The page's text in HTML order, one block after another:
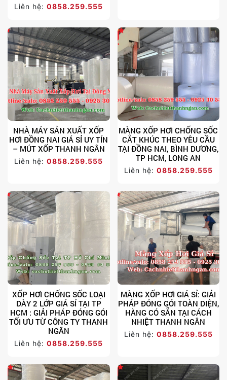
Liên hệ:0858.259.555
NHÀ MÁY SẢN XUẤT XỐP
HƠI ĐỒNG NAI GIÁ SỈ UY TÍN
– MÚT XỐP THANH NGÂN
Liên hệ:0858.259.555
MÀNG XỐP HƠI CHỐNG SỐC
CẮT KHÚC THEO YÊU CẦU
TẠI ĐỒNG NAI, BÌNH DƯƠNG,
TP HCM, LONG AN
Liên hệ: 0858.259.555
XỐP HƠI CHỐNG SỐC LOẠI
DÀY 2 LỚP GIÁ SỈ TẠI TP
HCM : GIẢI PHÁP ĐÓNG GÓI
TỐI ƯU TỪ CÔNG TY THANH
NGÂN
Liên hệ:0858.259.555
MÀNG XỐP HƠI GIÁ SỈ: GIẢI
PHÁP ĐÓNG GÓI TOÀN DIỆN,
HÀNG CÓ SẴN TẠI CÁCH
NHIỆT THANH NGÂN
Liên hệ: 0858.259.555